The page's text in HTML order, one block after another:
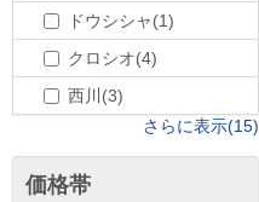
ドウシシャ(1)
クロシオ(4)
西川(3)
さらに表示(15)
価格帯